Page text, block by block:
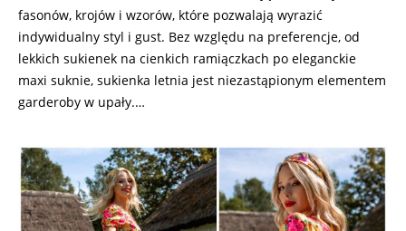
fasonów, krojów i wzorów, które pozwalają wyrazić
indywidualny styl i gust. Bez względu na preferencje, od
lekkich sukienek na cienkich ramiączkach po eleganckie
maxi suknie, sukienka letnia jest niezastąpionym elementem
garderoby w upały.…